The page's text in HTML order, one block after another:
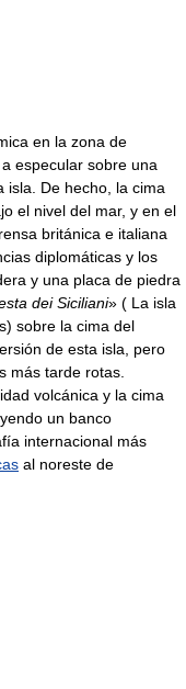
en la zona de
a especular sobre una
isla. De hecho, la cima
el nivel del mar, y en el
británica e italiana
diplomáticas y los
y una placa de piedra
dei Siciliani» ( La isla
sobre la cima del
de esta isla, pero
más tarde rotas.
volcánica y la cima
un banco
internacional más
al noreste de